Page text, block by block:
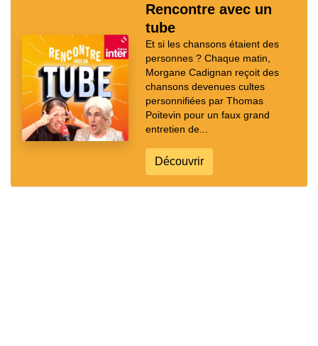
Rencontre avec un
tube
Et si les chansons étaient des
personnes ? Chaque matin,
Morgane Cadignan reçoit des
chansons devenues cultes
personnifiées par Thomas
Poitevin pour un faux grand
entretien de...
Découvrir